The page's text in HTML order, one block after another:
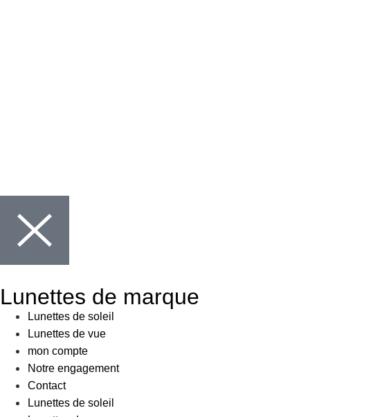
Lunettes de marque
Lunettes de soleil
Lunettes de vue
mon compte
Notre engagement
Contact
Lunettes de soleil